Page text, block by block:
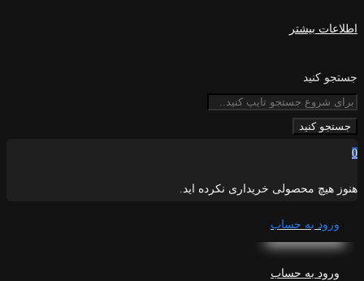
اطلاعات بیشتر
جستجو کنید
جستجو کنید
0
هنوز هیچ محصولی خریداری نکرده اید.
ورود به حساب
ورود به حساب